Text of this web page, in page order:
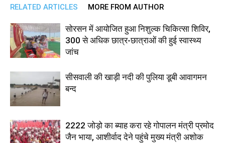
RELATED ARTICLES MORE FROM AUTHOR
सोरसन में आयोजित हुआ निशुल्क चिकित्सा शिविर,
300 से अधिक छात्र-छात्राओं की हुई स्वास्थ्य
जांच
सीसवाली की खाड़ी नदी की पुलिया डूबी आवागमन
बन्द
2222 जोड़ो का ब्याह करा रहे गोपालन मंत्री प्रमोद
जैन भाया, आशीर्वाद देने पहुंचे मुख्य मंत्री अशोक